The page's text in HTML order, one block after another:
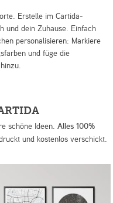
Erstelle im Cartida-
und dein Zuhause. Einfach
personalisieren: Markiere
und füge die
schöne Ideen. Alles 100%
und kostenlos verschickt.